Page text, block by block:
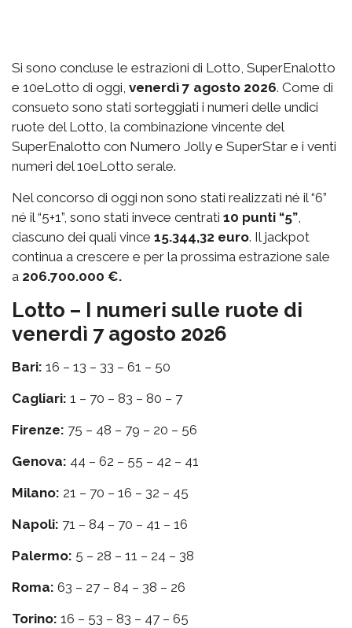
Si sono concluse le estrazioni di Lotto, SuperEnalotto
e 10eLotto di oggi, venerdì 7 agosto 2026. Come di
consueto sono stati sorteggiati i numeri delle undici
ruote del Lotto, la combinazione vincente del
SuperEnalotto con Numero Jolly e SuperStar e i venti
numeri del 10eLotto serale.
Nel concorso di oggi non sono stati realizzati né il “6”
né il “5+1”, sono stati invece centrati 10 punti “5”,
ciascuno dei quali vince 15.344,32 euro. Il jackpot
continua a crescere e per la prossima estrazione sale
a 206.700.000 €.
Lotto – I numeri sulle ruote di
venerdì 7 agosto 2026
Bari: 16 – 13 – 33 – 61 – 50
Cagliari: 1 – 70 – 83 – 80 – 7
Firenze: 75 – 48 – 79 – 20 – 56
Genova: 44 – 62 – 55 – 42 – 41
Milano: 21 – 70 – 16 – 32 – 45
Napoli: 71 – 84 – 70 – 41 – 16
Palermo: 5 – 28 – 11 – 24 – 38
Roma: 63 – 27 – 84 – 38 – 26
Torino: 16 – 53 – 83 – 47 – 65